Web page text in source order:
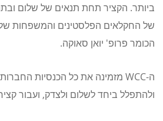
ביותר. הקציר תחת תנאים של שלום
של החקלאים הפלסטינים והמשפחות
הכומר פרופ' יואן סאוקה.
ה-WCC מזמינה את כל הכנסיות
ולהתפלל ביחד לשלום ולצדק, ועבור